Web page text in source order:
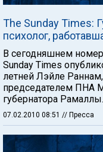
The Sunday Times:
психолог,
В сегодняшнем
Sunday Times
летней Лэйле
председателем ПНА
губернатора Рамаллы.
07.02.2010 08:51 // Пресса